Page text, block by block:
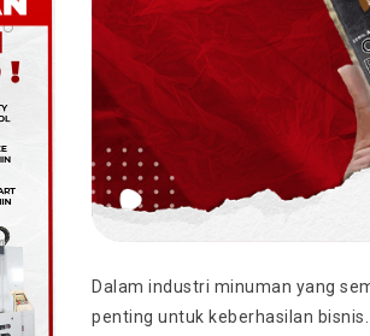
Dalam industri minuman yang
penting untuk keberhasilan